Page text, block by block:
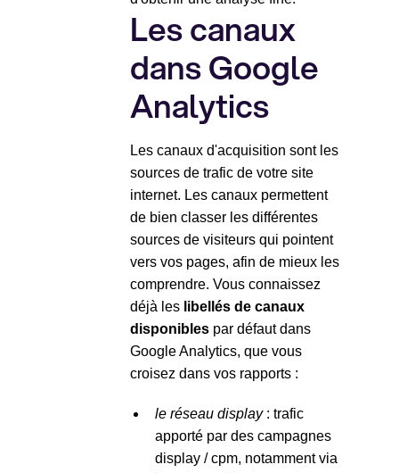
Les canaux
dans Google
Analytics
Les canaux d'acquisition sont les
sources de trafic de votre site
internet. Les canaux permettent
de bien classer les différentes
sources de visiteurs qui pointent
vers vos pages, afin de mieux les
comprendre. Vous connaissez
déjà les libellés de canaux
disponibles par défaut dans
Google Analytics, que vous
croisez dans vos rapports :
le réseau display: trafic
apporté par des campagnes
display / cpm, notamment via